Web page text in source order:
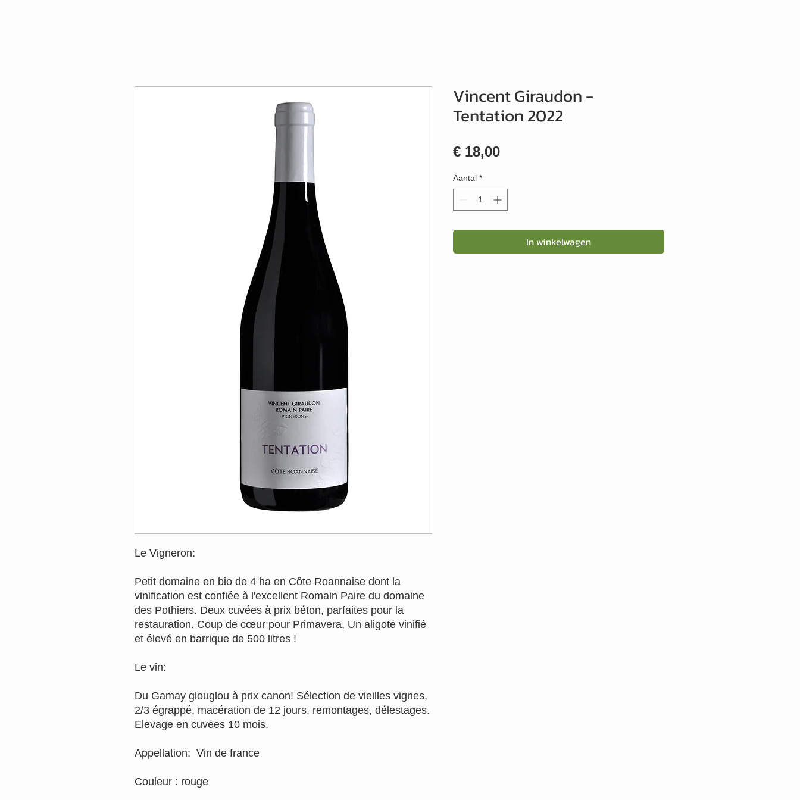
Le Vigneron:
Petit domaine en bio de 4 ha en Côte Roannaise dont la
vinification est confiée à l'excellent Romain Paire du domaine
des Pothiers. Deux cuvées à prix béton, parfaites pour la
restauration. Coup de cœur pour Primavera, Un aligoté vinifié
et élevé en barrique de 500 litres !
Le vin:
Du Gamay glouglou à prix canon! Sélection de vieilles vignes,
2/3 égrappé, macération de 12 jours, remontages, délestages.
Elevage en cuvées 10 mois.
Appellation: Vin de france
Couleur : rouge
Vincent Giraudon -
Tentation 2022
€ 18,00Prijs
Aantal *
In winkelwagen